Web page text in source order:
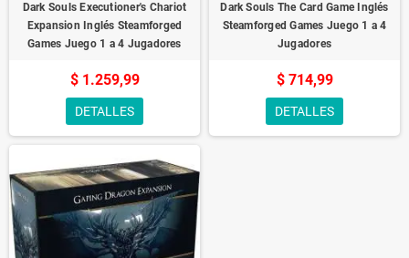
Dark Souls Executioner's Chariot
Expansion Inglés Steamforged
Games Juego 1 a 4 Jugadores
$ 1.259,99
DETALLES
Dark Souls The Card Game Inglés
Steamforged Games Juego 1 a 4
Jugadores
$ 714,99
DETALLES